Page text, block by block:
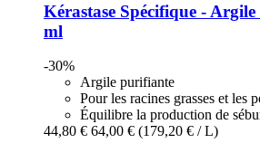
Kérastase Spécifique -​
ml
-30%
Argile purifiante
Pour les racines grasses et les
Équilibre la production de
44,80 € 64,00 € (179,20 € / L)